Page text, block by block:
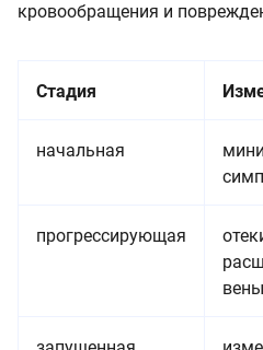
кровообращения и
Стадия
начальная
прогрессирующая
вены